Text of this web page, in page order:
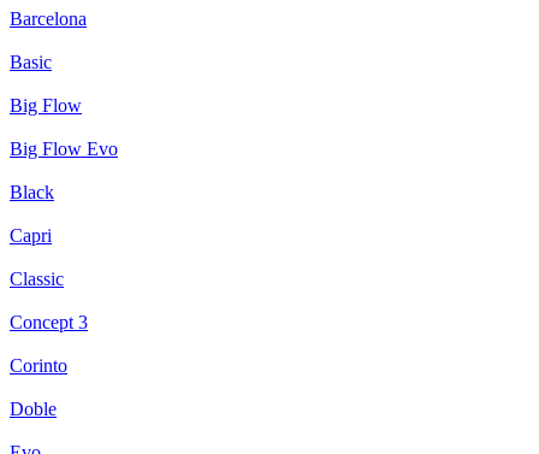
Barcelona
Basic
Big Flow
Big Flow Evo
Black
Capri
Classic
Concept 3
Corinto
Doble